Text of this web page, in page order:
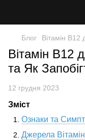
Блог Вітамін B12
Вітамін B12
та Як
12 грудня 2023
Зміст
Ознаки та
Джерела